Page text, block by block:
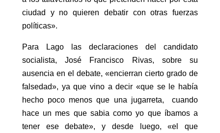
ciudad y no quieren debatir con otras fuerzas
políticas».
Para Lago las declaraciones del candidato
socialista, José Francisco Rivas, sobre su
ausencia en el debate, «encierran cierto grado de
falsedad», ya que vino a decir «que se le había
hecho poco menos que una jugarreta, cuando
hace un mes que sabia como yo que íbamos a
tener ese debate», y desde luego, «el que